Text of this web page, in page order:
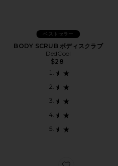
ベストセラー
BODY SCRUB ボディスクラブ
DedCool
$28